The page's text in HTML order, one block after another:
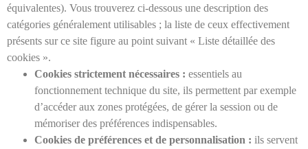
équivalentes). Vous trouverez ci-dessous une description des
catégories généralement utilisables ; la liste de ceux effectivement
présents sur ce site figure au point suivant « Liste détaillée des
cookies ».
Cookies strictement nécessaires : essentiels au
fonctionnement technique du site, ils permettent par exemple
d’accéder aux zones protégées, de gérer la session ou de
mémoriser des préférences indispensables.
Cookies de préférences et de personnalisation : ils servent